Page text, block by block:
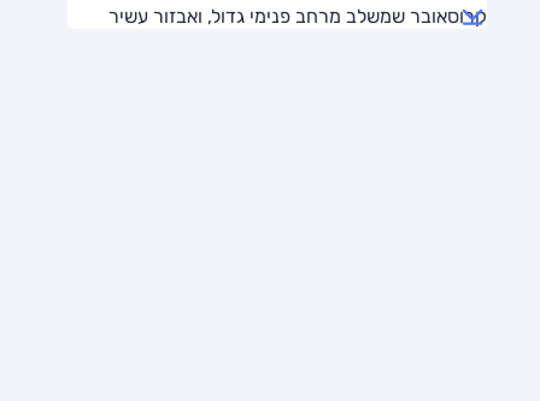
קרוסאובר שמשלב מרחב פנימי גדול, ואבזור עשיר